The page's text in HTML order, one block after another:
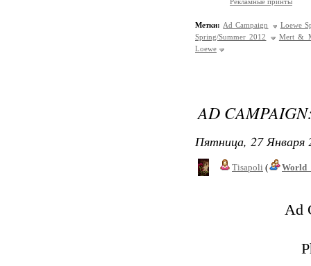
Метки: Ad Campaign
Loewe
Spring/Summer 2012
Mert &
Loewe
AD
Пятница, 27 Января
Tisapoli (
Ad